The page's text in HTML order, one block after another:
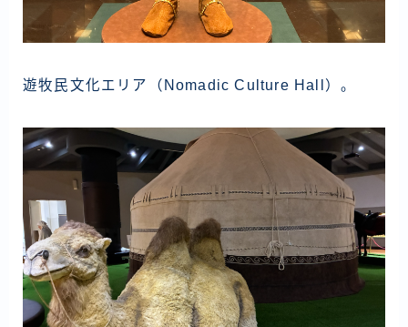
遊牧民文化エリア（Nomadic Culture Hall）。